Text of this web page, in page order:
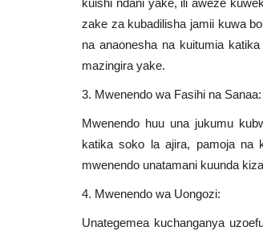
zake za kubadilisha jamii kuwa
na anaonesha na kuitumia
mazingira yake.
3. Mwenendo wa Fasihi na Sanaa:
Mwenendo huu una jukumu
katika soko la ajira, pamoja na
mwenendo unatamani kuunda
4. Mwenendo wa Uongozi:
Unategemea kuchanganya